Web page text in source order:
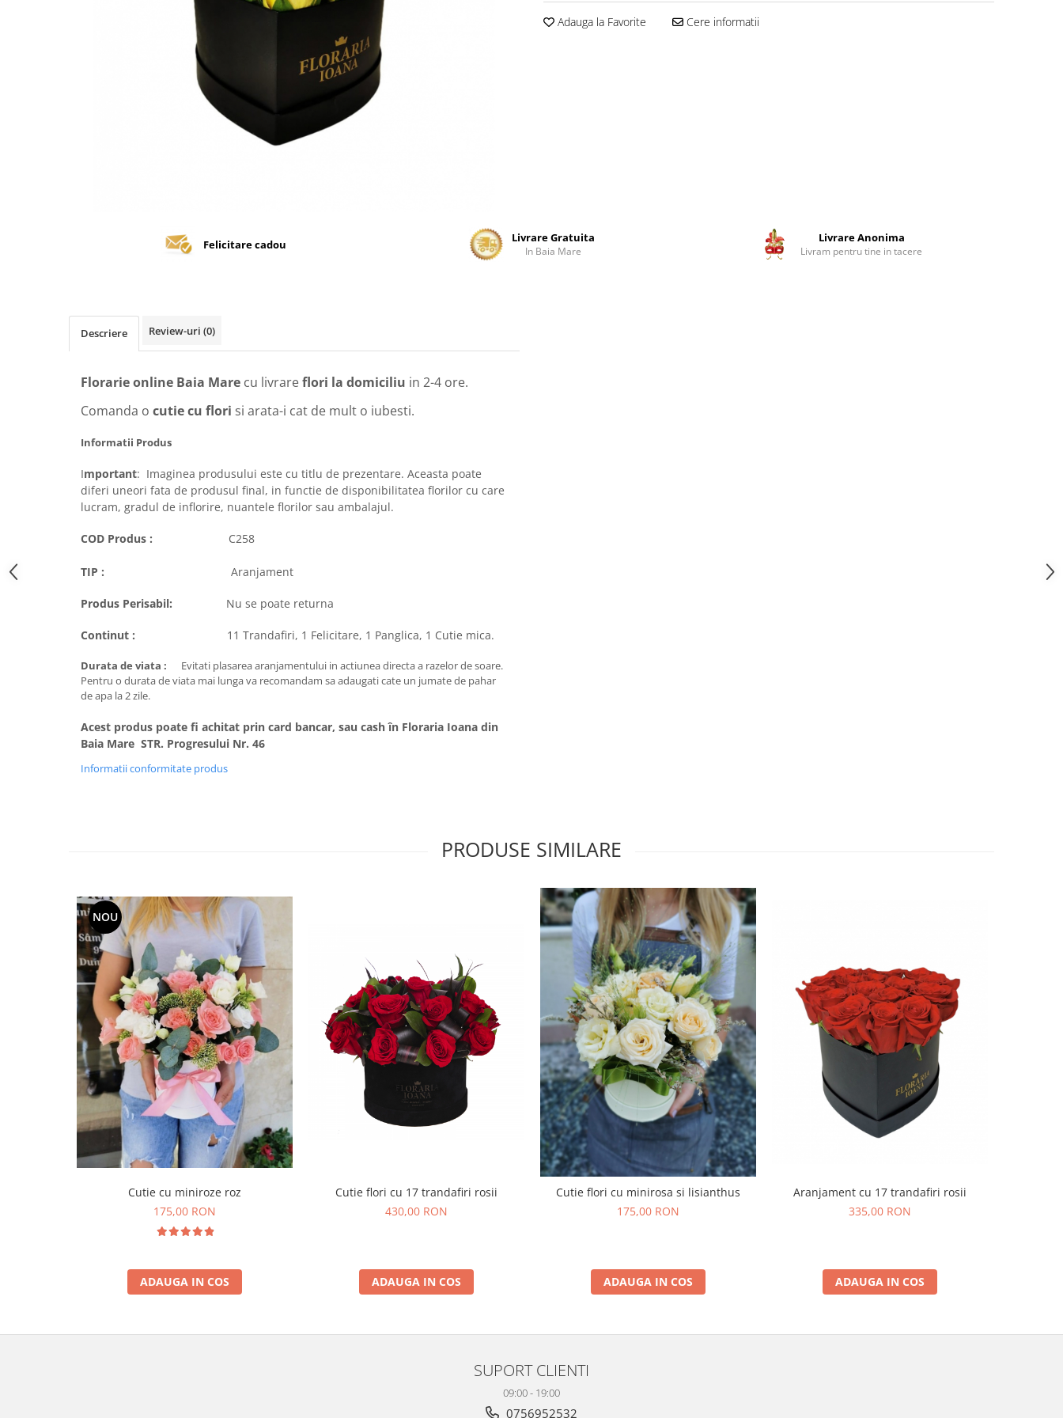
Adauga la Favorite Cere informatii
Felicitare cadou Livrare Gratuita
In Baia Mare
Livrare Anonima
Livram pentru tine in tacere
Descriere Review-uri (0)
Florarie online Baia Mare cu livrareflori la domiciliu in 2-4 ore.
Comanda o cutie cu flori si arata-i cat de mult o iubesti.
Informatii Produs
Important: Imaginea produsului este cu titlu de prezentare. Aceasta poate
diferi uneori fata de produsul final, in functie de disponibilitatea florilor cu care
lucram, gradul de inflorire, nuantele florilor sau ambalajul.
COD Produs : C258
TIP : Aranjament
Produs Perisabil: Nu se poate returna
Continut : 11 Trandafiri, 1 Felicitare, 1 Panglica, 1 Cutie mica.
Durata de viata :
Evitati plasarea aranjamentului in actiunea directa a razelor de soare.
Pentru o durata de viata mai lunga va recomandam sa adaugati cate un jumate de pahar
de apa la 2 zile.
Acest produs poate fi achitat prin card bancar, sau cash în Floraria Ioana din
Baia Mare STR. Progresului Nr. 46
Informatii conformitate produs
PRODUSE SIMILARE
NOU
Cutie cu miniroze roz
175,00 RON
ADAUGA IN COS
Cutie flori cu 17 trandafiri rosii
430,00 RON
ADAUGA IN COS
Cutie flori cu minirosa si lisianthus
175,00 RON
ADAUGA IN COS
Aranjament cu 17 trandafiri rosii
335,00 RON
ADAUGA IN COS
SUPORT CLIENTI
09:00 - 19:00
0756952532